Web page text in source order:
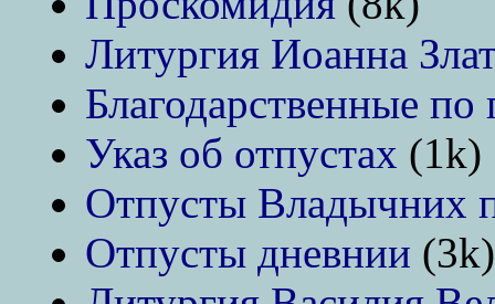
Литургия Иоанна
Благодарственные
Указ об отпустах (1k)
Отпусты Владычних
Отпусты дневнии (3k)